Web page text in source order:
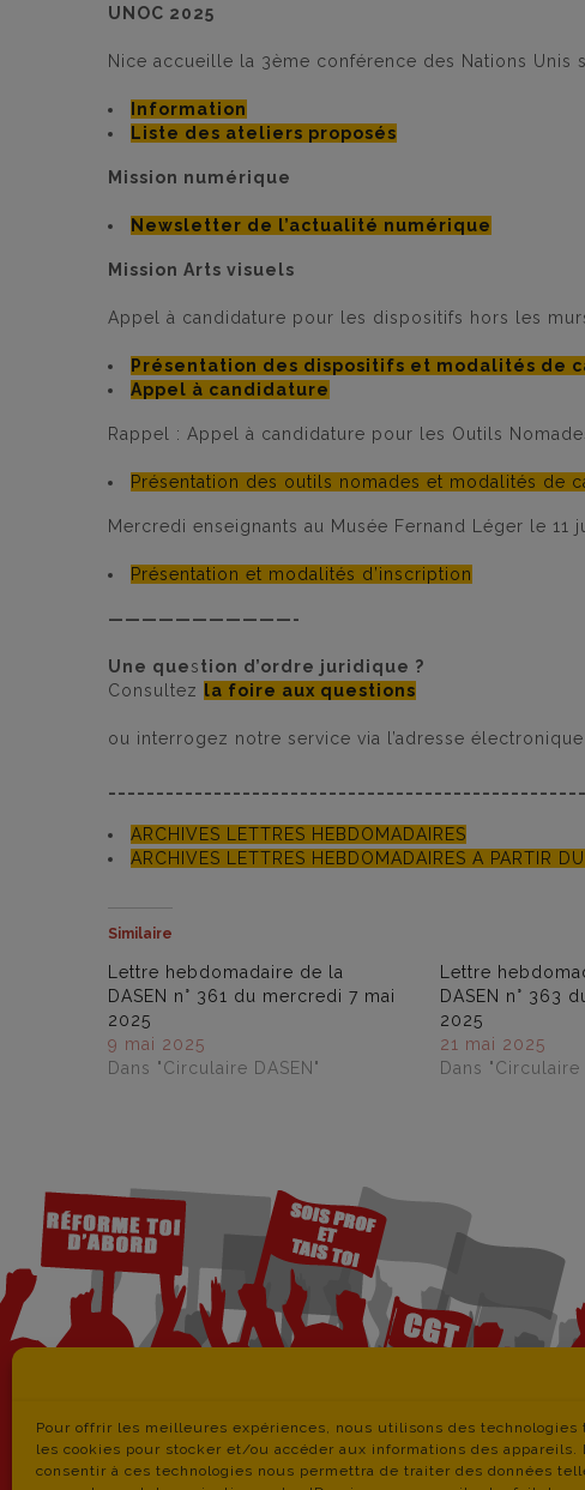
Pour offrir les meilleures expériences, nous utilisons des technologies
les cookies pour stocker et/ou accéder aux informations des appareils.
consentir à ces technologies nous permettra de traiter des données
UNOC 2025
Nice accueille la 3ème conférence des Nations Unis
Information
Liste des ateliers proposés
Mission numérique
Newsletter de l’actualité numérique
Mission Arts visuels
Appel à candidature pour les dispositifs hors les
Présentation des dispositifs et modalités de
Appel à candidature
Rappel : Appel à candidature pour les Outils
Présentation des outils nomades et modalités de
Mercredi enseignants au Musée Fernand Léger le 11
Présentation et modalités d’inscription
———————————-
Une question d’ordre juridique ?
Consultez
la foire aux questions
ou interrogez notre service via l’adresse électronique
ARCHIVES LETTRES HEBDOMADAIRES
ARCHIVES LETTRES HEBDOMADAIRES A PARTIR
Similaire
Lettre hebdomadaire de la
DASEN n° 361 du mercredi 7 mai
2025
9 mai 2025
Dans "Circulaire DASEN"
Lettre
DASEN n° 363
2025
21 mai 2025
Dans "Circulaire